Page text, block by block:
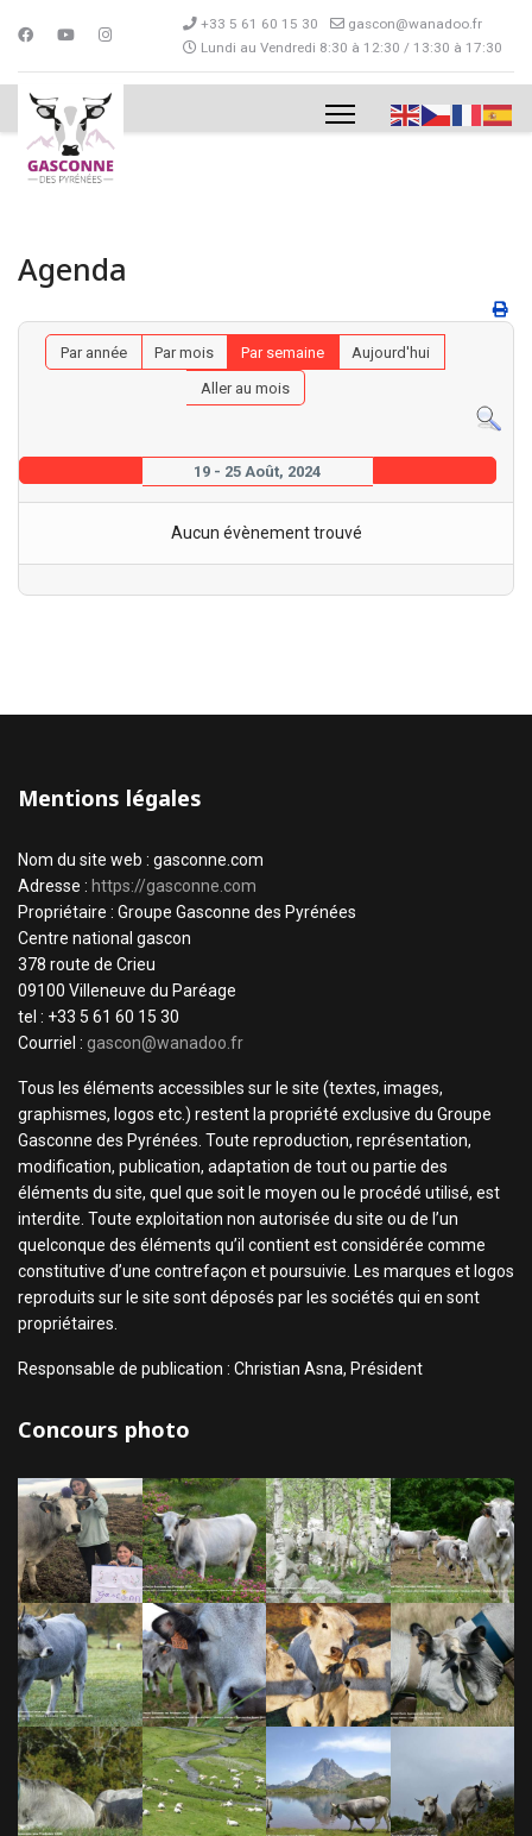
+33 5 61 60 15 30
gascon@wanadoo.fr
Lundi au Vendredi 8:30 à 12:30 / 13:30 à 17:30
Agenda
Par année Par mois Par semaine
Aujourd'hui
Aller au mois
19 - 25 Août, 2024
Aucun évènement trouvé
Mentions légales
Nom du site web : gasconne.com
Adresse : https://gasconne.com
Propriétaire : Groupe Gasconne des Pyrénées
Centre national gascon
378 route de Crieu
09100 Villeneuve du Paréage
tel : +33 5 61 60 15 30
Courriel : gascon@wanadoo.fr
Tous les éléments accessibles sur le site (textes, images,
graphismes, logos etc.) restent la propriété exclusive du Groupe
Gasconne des Pyrénées. Toute reproduction, représentation,
modification, publication, adaptation de tout ou partie des
éléments du site, quel que soit le moyen ou le procédé utilisé, est
interdite. Toute exploitation non autorisée du site ou de l’un
quelconque des éléments qu’il contient est considérée comme
constitutive d’une contrefaçon et poursuivie. Les marques et logos
reproduits sur le site sont déposés par les sociétés qui en sont
propriétaires.
Responsable de publication : Christian Asna, Président
Concours photo